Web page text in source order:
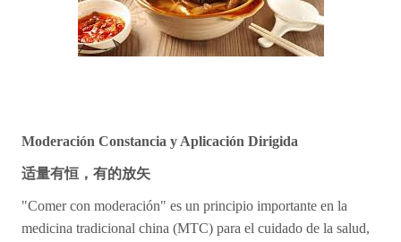
Moderación Constancia y Aplicación Dirigida
适量有恒，有的放矢
"Comer con moderación" es un principio importante en la
medicina tradicional china (MTC) para el cuidado de la salud,